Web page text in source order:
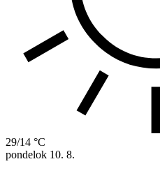
29/14 °C
pondelok 10. 8.